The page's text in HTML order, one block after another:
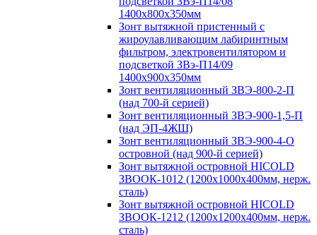
1400х800х350мм
Зонт вытяжной пристенный с
жироулавливающим лабиринтным
фильтром, электровентилятором и
подсветкой ЗВэ-П14/09
1400х900х350мм
Зонт вентиляционный ЗВЭ-800-2-П
(над 700-й серией)
Зонт вентиляционный ЗВЭ-900-1,5-П
(над ЭП-4ЖШ)
Зонт вентиляционный ЗВЭ-900-4-О
островной (над 900-й серией)
Зонт вытяжной островной HICOLD
ЗВООК-1012 (1200х1000х400мм, нерж.
сталь)
Зонт вытяжной островной HICOLD
ЗВООК-1212 (1200x1200x400мм, нерж.
сталь)